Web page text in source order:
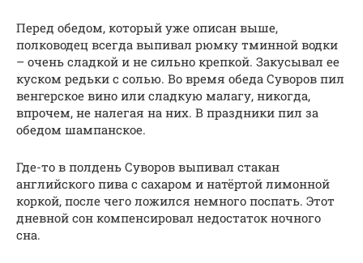
Перед обедом, который уже описан выше,
полководец всегда выпивал рюмку тминной водки
– очень сладкой и не сильно крепкой. Закусывал ее
куском редьки с солью. Во время обеда Суворов пил
венгерское вино или сладкую малагу, никогда,
впрочем, не налегая на них. В праздники пил за
обедом шампанское.
Где-то в полдень Суворов выпивал стакан
английского пива с сахаром и натёртой лимонной
коркой, после чего ложился немного поспать. Этот
дневной сон компенсировал недостаток ночного
сна.